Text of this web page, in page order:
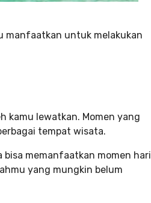
manfaatkan untuk melakukan
kamu lewatkan. Momen yang
tempat wisata.
memanfaatkan momen hari
yang mungkin belum